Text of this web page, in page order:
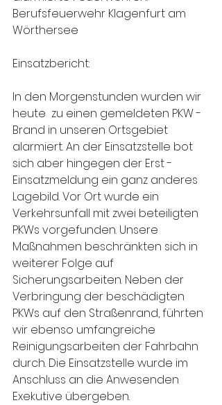
Berufsfeuerwehr Klagenfurt am
Wörthersee
Einsatzbericht:
In den Morgenstunden wurden wir
heute  zu einen gemeldeten PKW -
Brand in unseren Ortsgebiet
alarmiert. An der Einsatzstelle bot
sich aber hingegen der Erst -
Einsatzmeldung ein ganz anderes
Lagebild. Vor Ort wurde ein
Verkehrsunfall mit zwei beteiligten
PKWs vorgefunden. Unsere
Maßnahmen beschränkten sich in
weiterer Folge auf
Sicherungsarbeiten. Neben der
Verbringung der beschädigten
PKWs auf den Straßenrand, führten
wir ebenso umfangreiche
Reinigungsarbeiten der Fahrbahn
durch. Die Einsatzstelle wurde im
Anschluss an die Anwesenden
Exekutive übergeben.